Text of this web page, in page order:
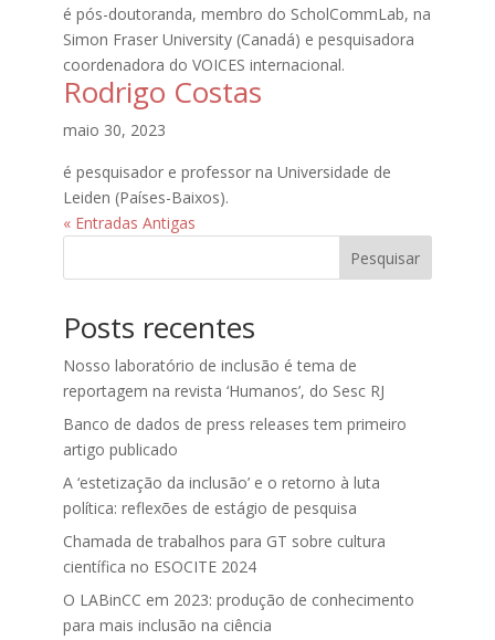
é pós-doutoranda, membro do ScholCommLab, na
Simon Fraser University (Canadá) e pesquisadora
coordenadora do VOICES internacional.
Rodrigo Costas
maio 30, 2023
é pesquisador e professor na Universidade de
Leiden (Países-Baixos).
« Entradas Antigas
Pesquisar
Posts recentes
Nosso laboratório de inclusão é tema de
reportagem na revista ‘Humanos’, do Sesc RJ
Banco de dados de press releases tem primeiro
artigo publicado
A ‘estetização da inclusão’ e o retorno à luta
política: reflexões de estágio de pesquisa
Chamada de trabalhos para GT sobre cultura
científica no ESOCITE 2024
O LABinCC em 2023: produção de conhecimento
para mais inclusão na ciência